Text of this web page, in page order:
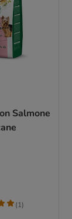
Salmone
(1)